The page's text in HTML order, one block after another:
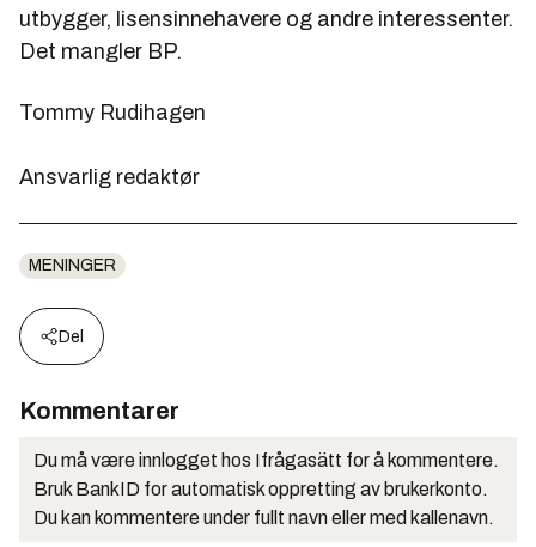
utbygger, lisensinnehavere og andre interessenter.
Det mangler BP.
Tommy Rudihagen
Ansvarlig redaktør
MENINGER
Del
Kommentarer
Du må være innlogget hos Ifrågasätt for å kommentere.
Bruk BankID for automatisk oppretting av brukerkonto.
Du kan kommentere under fullt navn eller med kallenavn.